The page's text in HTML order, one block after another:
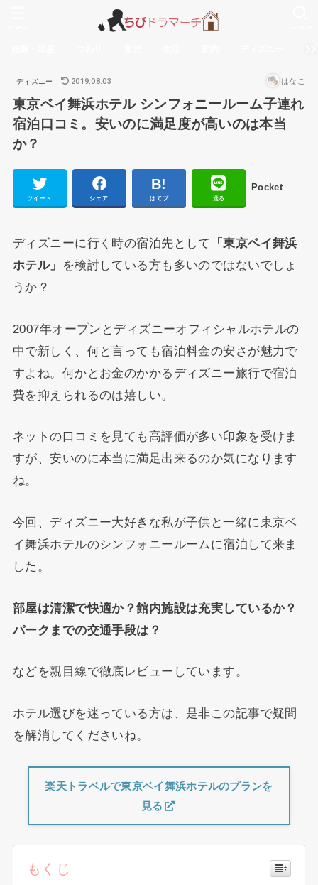
ディズニー 2019.08.03 はなこ
東京ベイ舞浜ホテル シンフォニールーム子連れ
宿泊口コミ。安いのに満足度が高いのは本当
か？
ツイート シェア はてブ 送る
Pocket
ディズニーに行く時の宿泊先として
「東京ベイ舞浜
ホテル」 を検討している方も多いのではないでしょ
うか？
2007年オープンとディズニーオフィシャルホテルの
中で新しく、何と言っても宿泊料金の安さが魅力で
すよね。何かとお金のかかるディズニー旅行で宿泊
費を抑えられるのは嬉しい。
ネットの口コミを見ても高評価が多い印象を受けま
すが、安いのに本当に満足出来るのか気になります
ね。
今回、ディズニー大好きな私が子供と一緒に東京ベ
イ舞浜ホテルのシンフォニールームに宿泊して来ま
した。
部屋は清潔で快適か？館内施設は充実しているか？
パークまでの交通手段は？
などを親目線で徹底レビューしています。
ホテル選びを迷っている方は、是非この記事で疑問
を解消してくださいね。
楽天トラベルで東京ベイ舞浜ホテルのプランを
見る
もくじ